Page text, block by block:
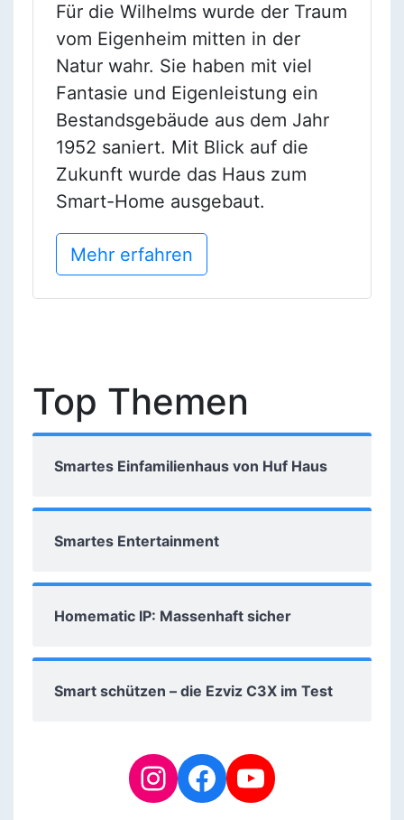
Für die Wilhelms wurde der Traum
vom Eigenheim mitten in der
Natur wahr. Sie haben mit viel
Fantasie und Eigenleistung ein
Bestandsgebäude aus dem Jahr
1952 saniert. Mit Blick auf die
Zukunft wurde das Haus zum
Smart-Home ausgebaut.
Mehr erfahren
Top Themen
Smartes Einfamilienhaus von Huf Haus
Smartes Entertainment
Homematic IP: Massenhaft sicher
Smart schützen – die Ezviz C3X im Test